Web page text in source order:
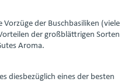
Vorzüge der Buschbasiliken (viele
der großblättrigen Sorten
Aroma.
diesbezüglich eines der besten